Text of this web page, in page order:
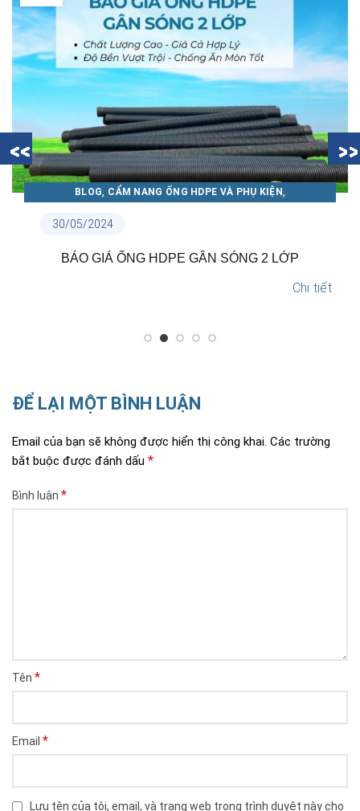
18/05/2024
CẨM NANG ỐNG NHỰA THUẬN PHÁT,TIN NỘI BỘ
TẠI SAO NÊN LỰA CHỌN ỐNG NHỰA THUẬN PHÁT?
Chi tiết
ĐỂ LẠI MỘT BÌNH LUẬN
Email của bạn sẽ không được hiển thị công khai. Các trường
bắt buộc được đánh dấu *
Bình luận *
Tên *
Email *
Lưu tên của tôi, email, và trang web trong trình duyệt này cho